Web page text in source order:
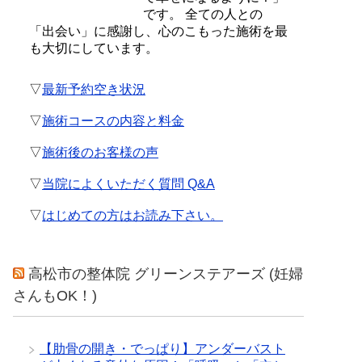
です。 全ての人との
「出会い」に感謝し、心のこもった施術を最
も大切にしています。
▽最新予約空き状況
▽施術コースの内容と料金
▽施術後のお客様の声
▽当院によくいただく質問 Q&A
▽はじめての方はお読み下さい。
高松市の整体院 グリーンステアーズ (妊婦
さんもOK！)
【肋骨の開き・でっぱり】アンダーバスト